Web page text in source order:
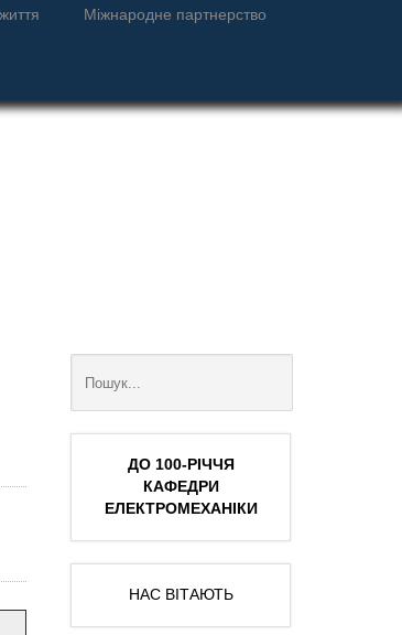
Міжнародне партнерство
ДО 100-РІЧЧЯ
КАФЕДРИ
ЕЛЕКТРОМЕХАНІКИ
НАС ВІТАЮТЬ